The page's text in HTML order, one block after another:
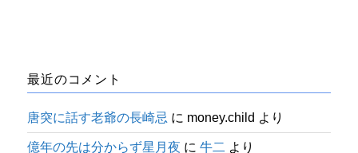
最近のコメント
唐突に話す老爺の長崎忌 に money.child より
億年の先は分からず星月夜 に牛二 より